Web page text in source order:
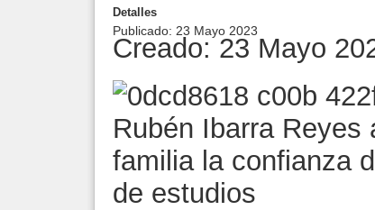
Detalles
Publicado: 23 Mayo 2023
Creado: 23 Mayo
Rubén Ibarra Reyes
familia la confianza
de estudios